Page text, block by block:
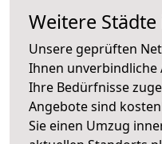
Weitere Städte
Unsere geprüften
Ihnen unverbindliche
Ihre Bedürfnisse
Angebote sind
Sie einen Umzug